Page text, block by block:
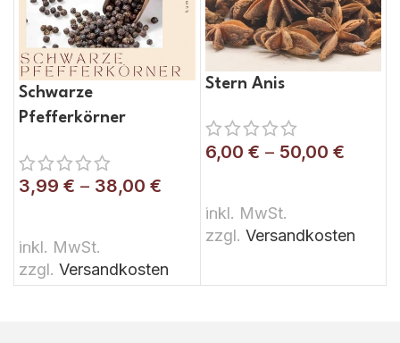
Schwarze
Pfefferkörner
3,99 € – 38,00 €
inkl. MwSt.
zzgl. Versandkosten
Stern Anis
6,00 € – 50,00 €
inkl. MwSt.
zzgl. Versandkosten